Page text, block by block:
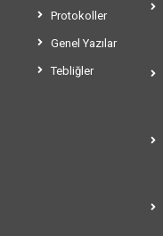
Protokoller
Genel Yazılar
Tebliğler